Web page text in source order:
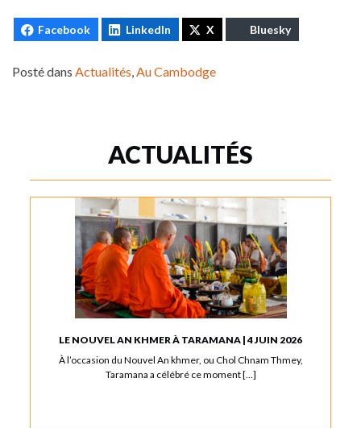
Facebook LinkedIn X Bluesky
Posté dans Actualités,Au Cambodge
ACTUALITÉS
LE NOUVEL AN KHMER À TARAMANA | 4 JUIN 2026
À l’occasion du Nouvel An khmer, ou Chol Chnam Thmey,
Taramana a célébré ce moment […]